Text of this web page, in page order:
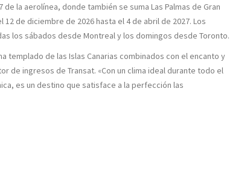
la aerolínea, donde también se suma Las Palmas de Gran
de diciembre de 2026 hasta el 4 de abril de 2027. Los
los sábados desde Montreal y los domingos desde Toronto.
templado de las Islas Canarias combinados con el encanto y
de ingresos de Transat. «Con un clima ideal durante todo el
es un destino que satisface a la perfección las